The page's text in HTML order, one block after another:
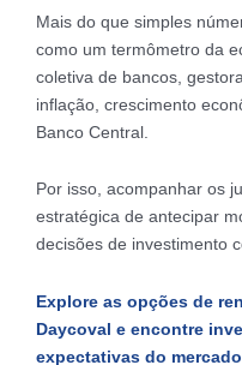
Mais do que simples
como um termômetro da
coletiva de bancos,
inflação, crescimento
Banco Central.
Por isso, acompanhar os
estratégica de antecipar
decisões de investimento
Explore as opções de
Daycoval e encontre
expectativas do